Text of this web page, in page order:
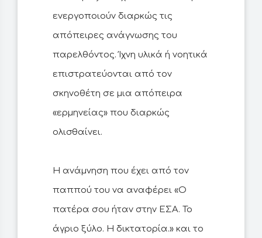
ενεργοποιούν διαρκώς τις
απόπειρες ανάγνωσης του
παρελθόντος. Ίχνη υλικά ή νοητικά
επιστρατεύονται από τον
σκηνοθέτη σε μια απόπειρα
«ερμηνείας» που διαρκώς
ολισθαίνει.
Η ανάμνηση που έχει από τον
παππού του να αναφέρει «Ο
πατέρα σου ήταν στην ΕΣΑ. Το
άγριο ξύλο. Η δικτατορία.» και το